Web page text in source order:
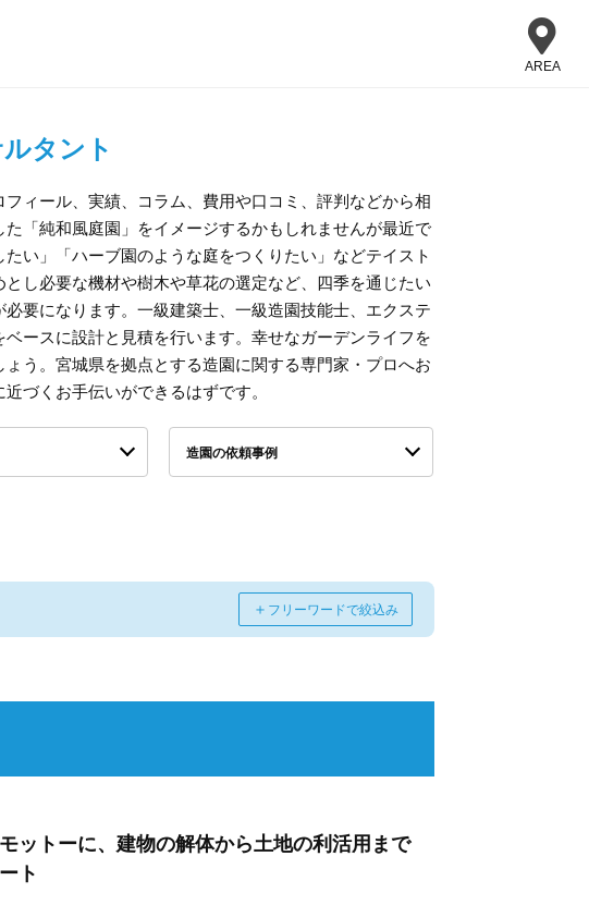
AREA
タント
ィール、実績、コラム、費用や口コミ、評判などから相
「純和風庭園」をイメージするかもしれませんが最近で
い」「ハーブ園のような庭をつくりたい」などテイスト
し必要な機材や樹木や草花の選定など、四季を通じたい
要になります。一級建築士、一級造園技能士、エクステ
ースに設計と見積を行います。幸せなガーデンライフを
う。宮城県を拠点とする造園に関する専門家・プロへお
づくお手伝いができるはずです。
造園の依頼事例
＋ フリーワードで絞込み
ットーに、建物の解体から土地の利活用まで
ト